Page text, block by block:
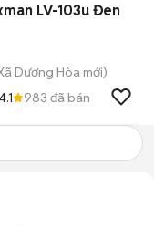
LV-103u Đen
Dương Hòa mới)
983 đã bán